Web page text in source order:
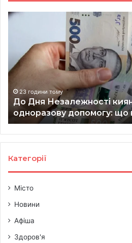
До
киянам
виплатять
одноразову
що
відомо
23 години тому
До Дня Незалежності
одноразову допомогу: що
Категорії
Місто
Новини
Афіша
Здоров'я